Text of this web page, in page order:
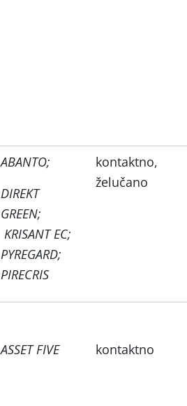
ABANTO;
DIREKT
GREEN;
KRISANT EC;
PYREGARD;
PIRECRIS
kontaktno,
želučano
ASSET FIVE kontaktno